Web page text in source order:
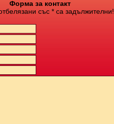
Форма за контакт
със * са задължителни!